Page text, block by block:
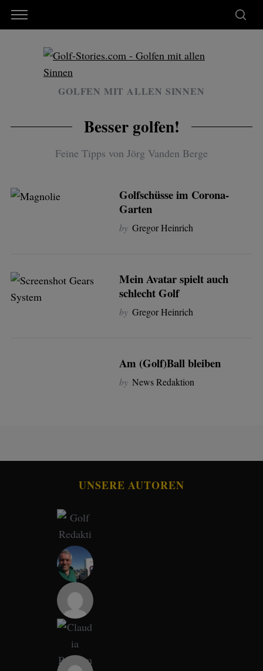
GOLFEN MIT ALLEN SINNEN
Besser golfen!
Feine Tipps von Jörg Vanden Berge
Golfschüsse im Corona-
Garten
by Gregor Heinrich
Mein Avatar spielt auch
schlecht Golf
by Gregor Heinrich
Am (Golf)Ball bleiben
by News Redaktion
UNSERE AUTOREN